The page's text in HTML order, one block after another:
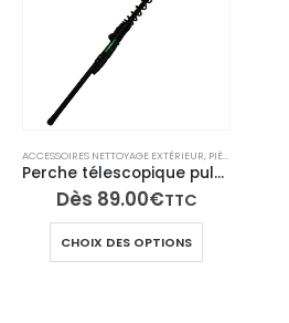
ACCESSOIRES NETTOYAGE EXTÉRIEUR, PIÈCES DÉTACHÉES GLADIATOR
Perche télescopique pulvérisateur 3m20 et 5m40 – Compatible Pro Sprayer, Gladiator et Outiwax
Dès 89.00€TTC
CHOIX DES OPTIONS
produit